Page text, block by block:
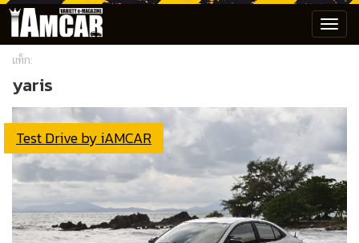
แท็ก:
yaris
Test Drive by iAMCAR